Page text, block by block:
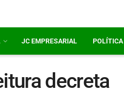
JC EMPRESARIAL POLÍTICA
decreta